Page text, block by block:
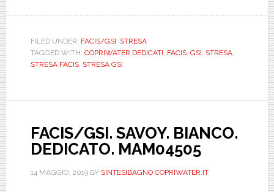
FACIS/GSI.
DEDICATO.
FILED UNDER: FACIS/GSI, STRESA
TAGGED WITH: COPRIWATER DEDICATI, FACIS, GSI, STRESA,
STRESA FACIS, STRESA GSI
FACIS/GSI. SAVOY. BIANCO.
DEDICATO. MAM04505
14 MAGGIO, 2019BY SINTESIBAGNO COPRIWATER.IT